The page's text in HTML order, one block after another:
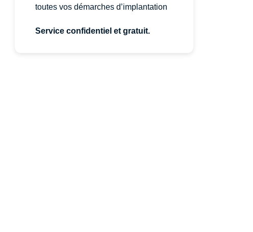
toutes vos démarches d’implantation
Service confidentiel et gratuit.